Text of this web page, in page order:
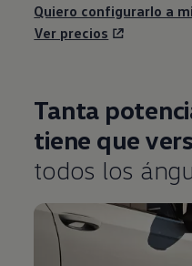
Quiero configurarlo a
Ver precios
Tanta
tiene que
todos los